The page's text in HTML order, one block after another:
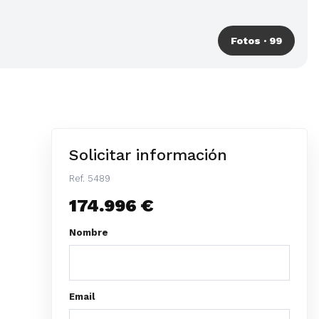
Fotos · 99
Solicitar información
Ref. 5489
174.996 €
Nombre
Email